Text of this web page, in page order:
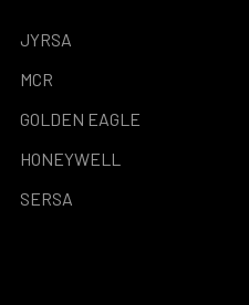
JYRSA
MCR
GOLDEN EAGLE
HONEYWELL
SERSA